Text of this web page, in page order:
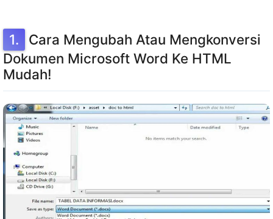
Cara Mengubah Atau Mengkonversi
Dokumen Microsoft Word Ke HTML
Mudah!